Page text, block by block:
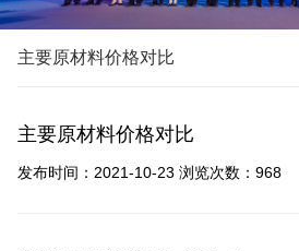
主要原材料价格对比
主要原材料价格对比
发布时间：2021-10-23 浏览次数： 968